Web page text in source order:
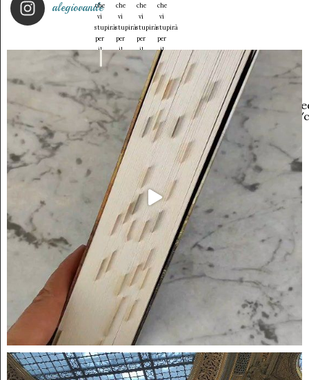
che
vi
stupirà
per
il
sapore
"
class="facebook-
share">
che
vi
stupirà
per
il
sapore
class="twitter-
share">
che
vi
stupirà
per
il
suo
sapore
class="googleplus-
share">
che
vi
stupirà
per
il
suo
sapore
"
data-
image="https://
content/uploads/2015/12/
arrosto_9.jpg"
class="pinterest-
share">
alegiovanile